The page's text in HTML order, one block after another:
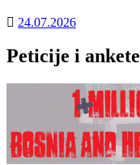
24.07.2026
Peticije i ankete